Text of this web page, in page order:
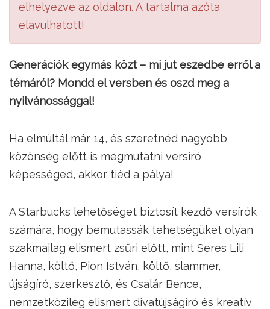
elhelyezve az oldalon. A tartalma azóta
elavulhatott!
Generációk egymás közt – mi jut eszedbe erről a
témáról? Mondd el versben és oszd meg a
nyilvánossággal!
Ha elmúltál már 14, és szeretnéd nagyobb
közönség előtt is megmutatni versíró
képességed, akkor tiéd a pálya!
A Starbucks lehetőséget biztosít kezdő versírók
számára, hogy bemutassák tehetségüket olyan
szakmailag elismert zsűri előtt, mint Seres Lili
Hanna, költő, Pion István, költő, slammer,
újságíró, szerkesztő, és Csalár Bence,
nemzetközileg elismert divatújságíró és kreatív